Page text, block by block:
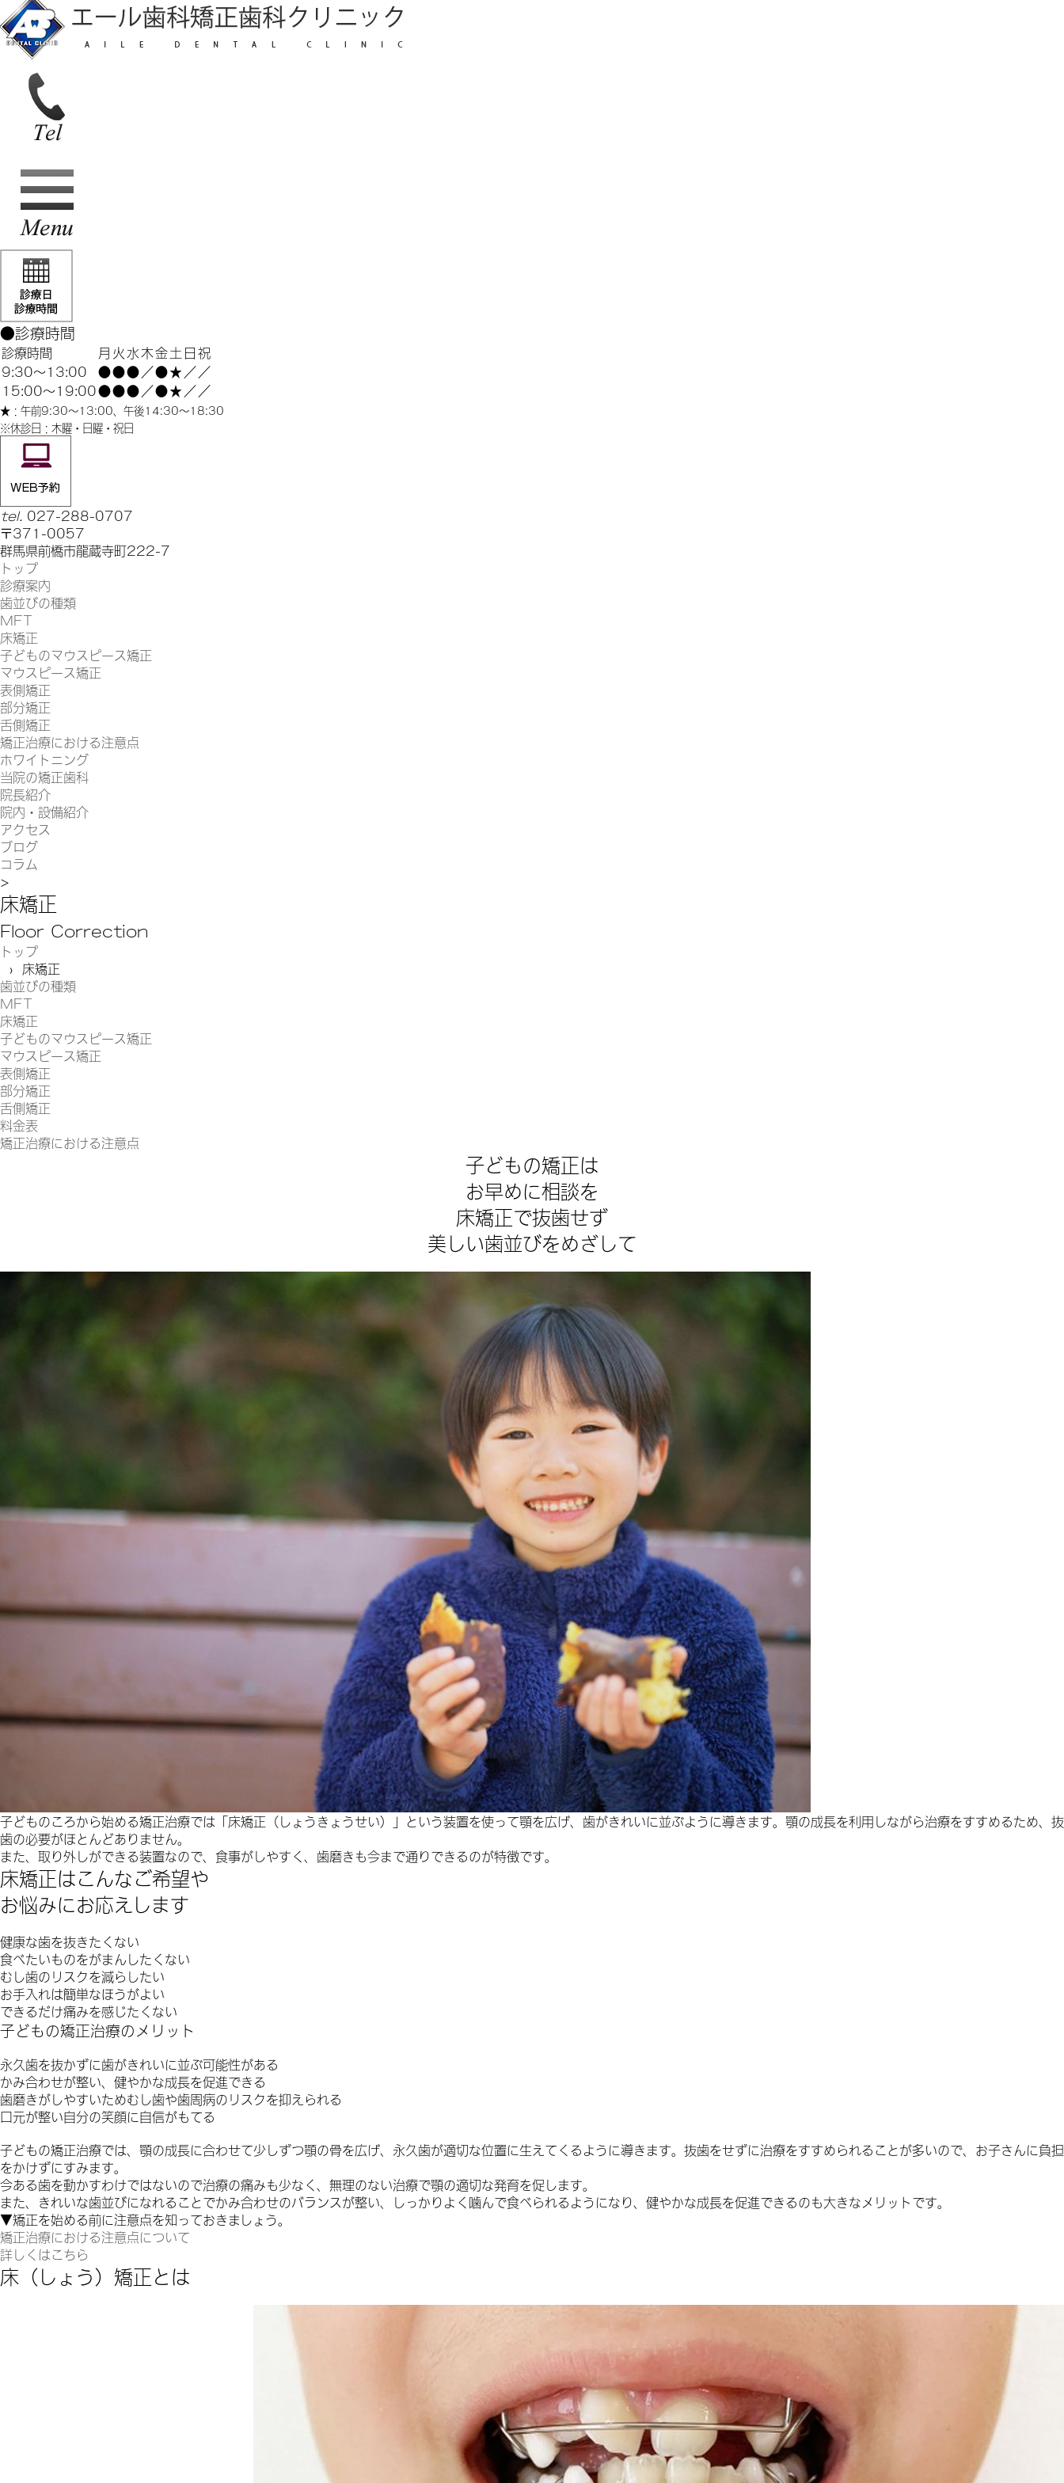
●診療時間
診療時間 月 火水木金土 日祝
9:30～13:00
●●● ／●★ ／ ／
15:00～19:00●●● ／●★ ／ ／
★：午前9:30〜13:00、午後14:30〜18:30
※休診日：木曜・日曜・祝日
tel. 027-288-0707
〒371-0057
群馬県前橋市龍蔵寺町222-7
トップ
診療案内
歯並びの種類
MFT
床矯正
子どものマウスピース矯正
マウスピース矯正
表側矯正
部分矯正
舌側矯正
矯正治療における注意点
ホワイトニング
当院の矯正歯科
院長紹介
院内・設備紹介
アクセス
ブログ
コラム
>
床矯正
Floor Correction
トップ
› 床矯正
歯並びの種類
MFT
床矯正
子どものマウスピース矯正
マウスピース矯正
表側矯正
部分矯正
舌側矯正
料金表
矯正治療における注意点
子どもの矯正は
お早めに相談を
床矯正で抜歯せず
美しい歯並びをめざして
子どものころから始める矯正治療では「床矯正（しょうきょうせい）」という装置を使って顎を広げ、歯がきれいに並ぶように導きます。顎の成長を利用しながら治療をすすめるため、抜
歯の必要がほとんどありません。
また、取り外しができる装置なので、食事がしやすく、歯磨きも今まで通りできるのが特徴です。
床矯正はこんなご希望や
お悩みにお応えします
健康な歯を抜きたくない
食べたいものをがまんしたくない
むし歯のリスクを減らしたい
お手入れは簡単なほうがよい
できるだけ痛みを感じたくない
子どもの矯正治療のメリット
永久歯を抜かずに歯がきれいに並ぶ可能性がある
かみ合わせが整い、健やかな成長を促進できる
歯磨きがしやすいためむし歯や歯周病のリスクを抑えられる
口元が整い自分の笑顔に自信がもてる
子どもの矯正治療では、顎の成長に合わせて少しずつ顎の骨を広げ、永久歯が適切な位置に生えてくるように導きます。抜歯をせずに治療をすすめられることが多いので、お子さんに負担
をかけずにすみます。
今ある歯を動かすわけではないので治療の痛みも少なく、無理のない治療で顎の適切な発育を促します。
また、きれいな歯並びになれることでかみ合わせのバランスが整い、しっかりよく噛んで食べられるようになり、健やかな成長を促進できるのも大きなメリットです。
▼矯正を始める前に注意点を知っておきましょう。
矯正治療における注意点について
詳しくはこちら
床（しょう）矯正とは